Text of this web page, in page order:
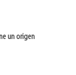
un origen